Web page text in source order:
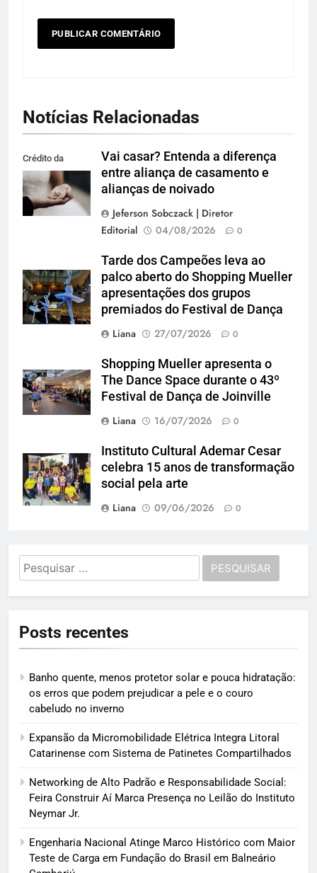
Notícias Relacionadas
Crédito da
imagem: Pexels
Vai casar? Entenda a diferença
entre aliança de casamento e
alianças de noivado
Jeferson Sobczack | Diretor
Editorial
04/08/2026 0
Tarde dos Campeões leva ao
palco aberto do Shopping Mueller
apresentações dos grupos
premiados do Festival de Dança
Liana
27/07/2026 0
Shopping Mueller apresenta o
The Dance Space durante o 43º
Festival de Dança de Joinville
Liana
16/07/2026 0
Instituto Cultural Ademar Cesar
celebra 15 anos de transformação
social pela arte
Liana
09/06/2026 0
Pesquisar
por:
Posts recentes
Banho quente, menos protetor solar e pouca hidratação:
os erros que podem prejudicar a pele e o couro
cabeludo no inverno
Expansão da Micromobilidade Elétrica Integra Litoral
Catarinense com Sistema de Patinetes Compartilhados
Networking de Alto Padrão e Responsabilidade Social:
Feira Construir Aí Marca Presença no Leilão do Instituto
Neymar Jr.
Engenharia Nacional Atinge Marco Histórico com Maior
Teste de Carga em Fundação do Brasil em Balneário